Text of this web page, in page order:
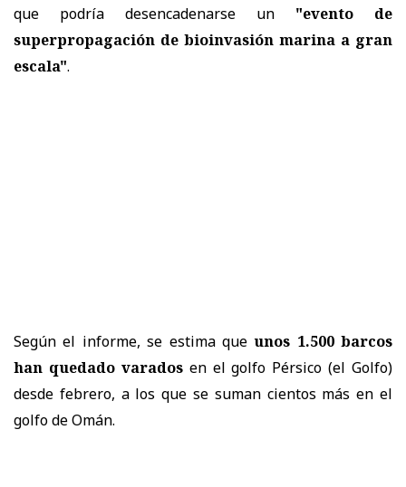
que podría desencadenarse un "evento de
superpropagación de bioinvasión marina a gran
escala".
Según el informe, se estima queunos 1.500 barcos
han quedado varadosen el golfo Pérsico (el Golfo)
desde febrero, a los que se suman cientos más en el
golfo de Omán.